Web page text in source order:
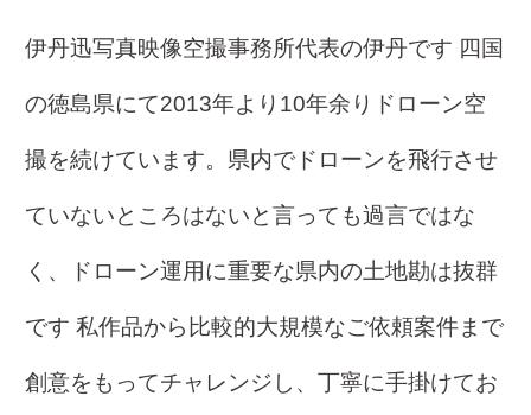
伊丹迅写真映像空撮事務所代表の伊丹です 四国
の徳島県にて2013年より10年余りドローン空
撮を続けています。県内でドローンを飛行させ
ていないところはないと言っても過言ではな
く、ドローン運用に重要な県内の土地勘は抜群
です 私作品から比較的大規模なご依頼案件まで
創意をもってチャレンジし、丁寧に手掛けてお